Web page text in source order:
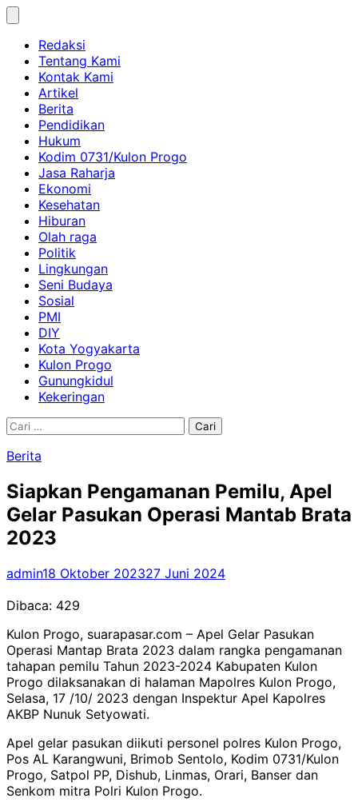
Skip
contentRedaksi
Tentang Kami
Kontak Kami
Artikel
Berita
Pendidikan
Hukum
Kodim 0731/Kulon Progo
Jasa Raharja
Ekonomi
Kesehatan
Hiburan
Olah raga
Politik
Lingkungan
Seni Budaya
Sosial
PMI
DIY
Kota Yogyakarta
Kulon Progo
Gunungkidul
Kekeringan
Cari
Berita
Siapkan Pengamanan Pemilu, Apel
Gelar Pasukan Operasi Mantab Brata
2023
admin18 Oktober 202327 Juni 2024
Dibaca: 429
Kulon Progo, suarapasar.com – Apel Gelar Pasukan
Operasi Mantap Brata 2023 dalam rangka pengamanan
tahapan pemilu Tahun 2023-2024 Kabupaten Kulon
Progo dilaksanakan di halaman Mapolres Kulon Progo,
Selasa, 17 /10/ 2023 dengan Inspektur Apel Kapolres
AKBP Nunuk Setyowati.
Apel gelar pasukan diikuti personel polres Kulon Progo,
Pos AL Karangwuni, Brimob Sentolo, Kodim 0731/Kulon
Progo, Satpol PP, Dishub, Linmas, Orari, Banser dan
Senkom mitra Polri Kulon Progo.